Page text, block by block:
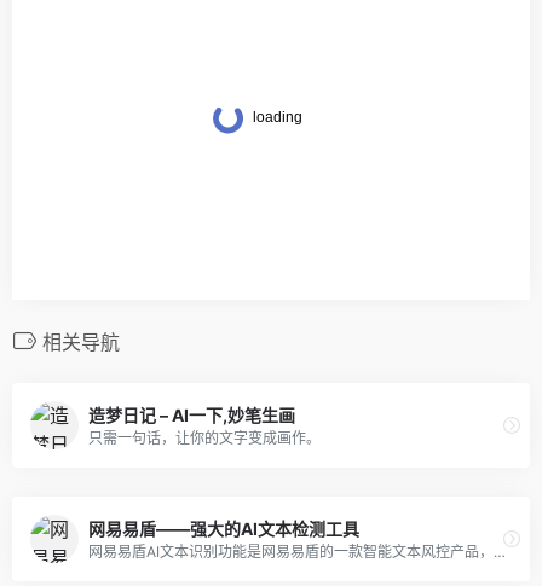
相关导航
造梦日记 – AI一下,妙笔生画
只需一句话，让你的文字变成画作。
网易易盾——强大的AI文本检测工具
网易易盾AI文本识别功能是网易易盾的一款智能文本风控产品，旨在为企业提供文本内容安全的风险控制、内容合规和内容运营等文本风控全流程服务。该产品结合了自然语言处理和机器学习等技术，可以对文本内容进行智能识别、风险评估和内容管理等方面的处理。